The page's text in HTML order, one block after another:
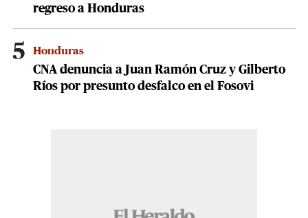
regreso a Honduras
5 Honduras
CNA denuncia a Juan Ramón Cruz y Gilberto
Ríos por presunto desfalco en el Fosovi